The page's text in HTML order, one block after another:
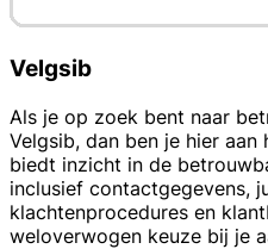
Velgsib
Als je op zoek bent naar
Velgsib, dan ben je hier
biedt inzicht in de
inclusief contactgegevens,
klachtenprocedures en
weloverwogen keuze bij je